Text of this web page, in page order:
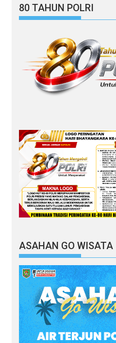
80 TAHUN POLRI
ASAHAN GO WISATA